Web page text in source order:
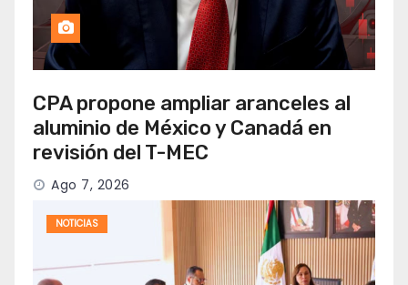
CPA propone ampliar aranceles al
aluminio de México y Canadá en
revisión del T-MEC
Ago 7, 2026
NOTICIAS